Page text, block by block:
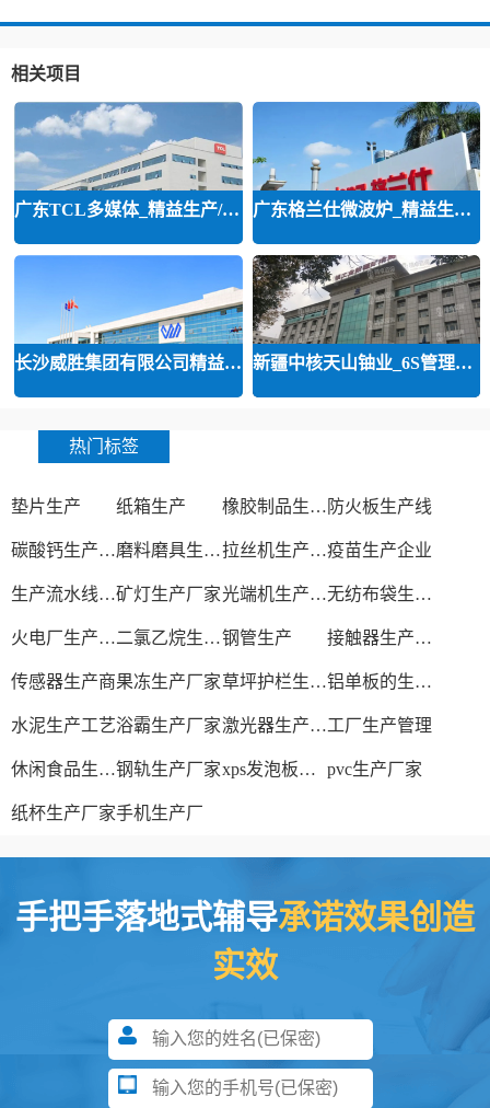
相关项目
广东TCL多媒体_精益生产/精益品质/ 广东格兰仕微波炉_精益生产等咨询
长沙威胜集团有限公司精益运营 新疆中核天山铀业_6S管理和精益管
热门标签
垫片生产 纸箱生产 橡胶制品生产厂 防火板生产线
碳酸钙生产设备 磨料磨具生产厂家 拉丝机生产厂家疫苗生产企业
生产流水线设备矿灯生产厂家 光端机生产厂家 无纺布袋生产厂家
火电厂生产过程 二氯乙烷生产厂家钢管生产 接触器生产厂家
传感器生产商果冻生产厂家 草坪护栏生产厂家 铝单板的生产厂家
水泥生产工艺浴霸生产厂家 激光器生产厂家工厂生产管理
休闲食品生产线钢轨生产厂家 xps发泡板材生产线 pvc生产厂家
纸杯生产厂家手机生产厂
手把手落地式辅导承诺效果创造
实效